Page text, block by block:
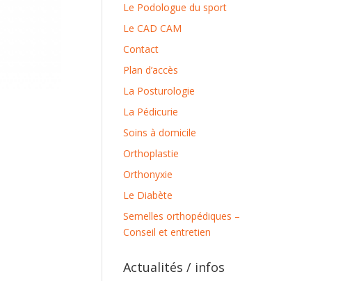
Le Podologue du sport
Le CAD CAM
Contact
Plan d’accès
La Posturologie
La Pédicurie
Soins à domicile
Orthoplastie
Orthonyxie
Le Diabète
Semelles orthopédiques –
Conseil et entretien
Actualités / infos